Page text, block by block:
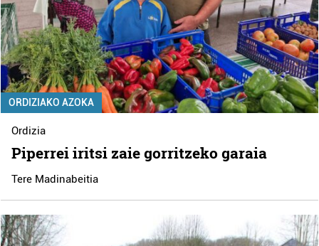
ORDIZIAKO AZOKA
Ordizia
Piperrei iritsi zaie gorritzeko garaia
Tere Madinabeitia